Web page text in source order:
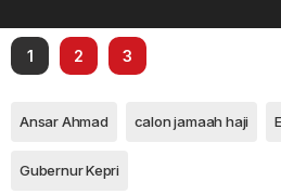
1 2 3
Ansar Ahmad calon jamaah haji
Gubernur Kepri